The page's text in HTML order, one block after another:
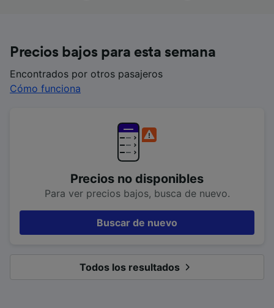
Precios bajos para esta semana
Encontrados por otros pasajeros
Cómo funciona
Precios no disponibles
Para ver precios bajos, busca de nuevo.
Buscar de nuevo
Todos los resultados